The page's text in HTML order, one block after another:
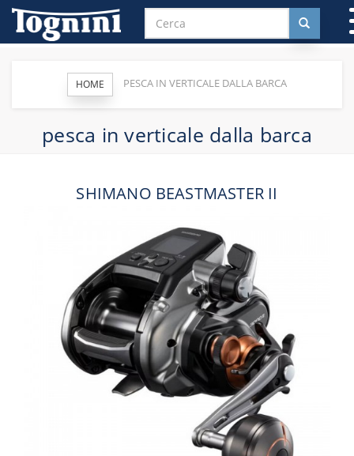
HOME PESCA IN VERTICALE DALLA BARCA
pesca in verticale dalla barca
SHIMANO BEASTMASTER II